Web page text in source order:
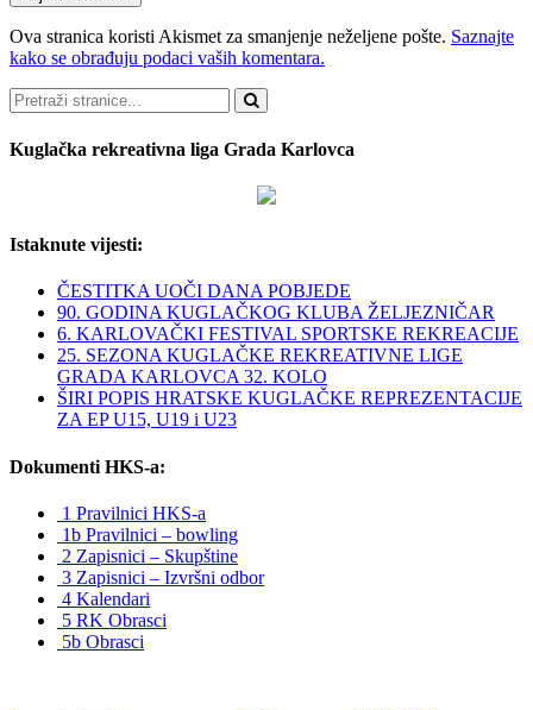
Ova stranica koristi Akismet za smanjenje neželjene pošte. Saznajte
kako se obrađuju podaci vaših komentara.
Pretraži
Kuglačka rekreativna liga Grada Karlovca
Istaknute vijesti:
ČESTITKA UOČI DANA POBJEDE
90. GODINA KUGLAČKOG KLUBA ŽELJEZNIČAR
6. KARLOVAČKI FESTIVAL SPORTSKE REKREACIJE
25. SEZONA KUGLAČKE REKREATIVNE LIGE
GRADA KARLOVCA 32. KOLO
ŠIRI POPIS HRATSKE KUGLAČKE REPREZENTACIJE
ZA EP U15, U19 i U23
Dokumenti HKS-a:
1 Pravilnici HKS-a
1b Pravilnici – bowling
2 Zapisnici – Skupštine
3 Zapisnici – Izvršni odbor
4 Kalendari
5 RK Obrasci
5b Obrasci